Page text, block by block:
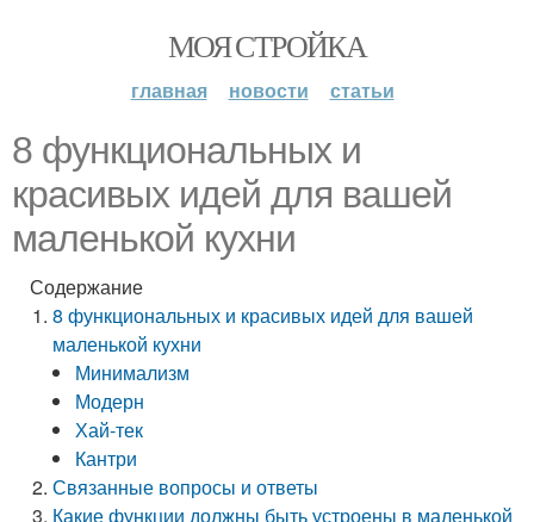
МОЯ СТРОЙКА
главная новости статьи
8 функциональных и
красивых идей для вашей
маленькой кухни
Содержание
8 функциональных и красивых идей для вашей
маленькой кухни
Минимализм
Модерн
Хай-тек
Кантри
Связанные вопросы и ответы
Какие функции должны быть устроены в маленькой